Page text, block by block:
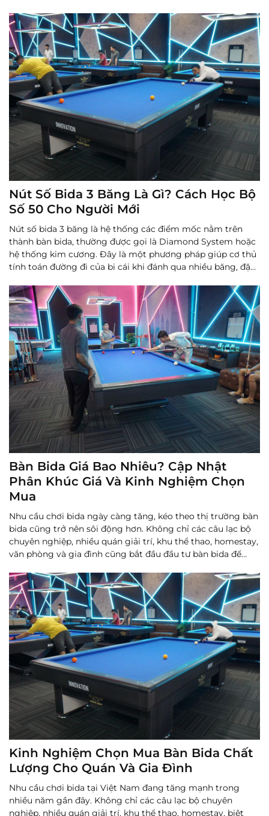
thêm
Nút Số Bida 3 Băng Là Gì? Cách Học Bộ
Số 50 Cho Người Mới
Nút số bida 3 băng là hệ thống các điểm mốc nằm trên
thành bàn bida, thường được gọi là Diamond System hoặc
hệ thống kim cương. Đây là một phương pháp giúp cơ thủ
tính toán đường đi của bi cái khi đánh qua nhiều băng, đặc
Đọc thêm
Bàn Bida Giá Bao Nhiêu? Cập Nhật
Phân Khúc Giá Và Kinh Nghiệm Chọn
Mua
Nhu cầu chơi bida ngày càng tăng, kéo theo thị trường bàn
bida cũng trở nên sôi động hơn. Không chỉ các câu lạc bộ
chuyên nghiệp, nhiều quán giải trí, khu thể thao, homestay,
văn phòng và gia đình cũng bắt đầu đầu tư bàn bida để
thêm
Kinh Nghiệm Chọn Mua Bàn Bida Chất
Lượng Cho Quán Và Gia Đình
Nhu cầu chơi bida tại Việt Nam đang tăng mạnh trong
nhiều năm gần đây. Không chỉ các câu lạc bộ chuyên
nghiệp, nhiều quán giải trí, khu thể thao, homestay, biệt